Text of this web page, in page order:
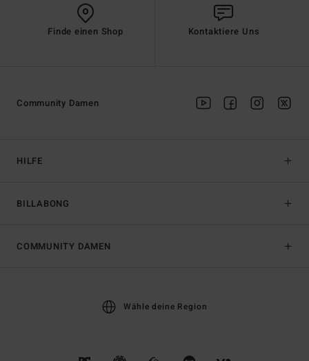
Finde einen Shop Kontaktiere Uns
HILFE
BILLABONG
Community Damen
COMMUNITY DAMEN
Wähle deine Region